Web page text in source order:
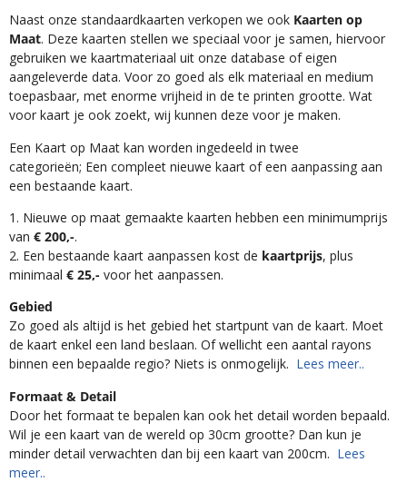
Naast onze standaardkaarten verkopen we ook Kaarten op
Maat. Deze kaarten stellen we speciaal voor je samen, hiervoor
gebruiken we kaartmateriaal uit onze database of eigen
aangeleverde data. Voor zo goed als elk materiaal en medium
toepasbaar, met enorme vrijheid in de te printen grootte. Wat
voor kaart je ook zoekt, wij kunnen deze voor je maken.
Een Kaart op Maat kan worden ingedeeld in twee
categorieën; Een compleet nieuwe kaart of een aanpassing aan
een bestaande kaart.
1. Nieuwe op maat gemaakte kaarten hebben een minimumprijs
van € 200,-.
2. Een bestaande kaart aanpassen kost de kaartprijs, plus
minimaal € 25,- voor het aanpassen.
Gebied
Zo goed als altijd is het gebied het startpunt van de kaart. Moet
de kaart enkel een land beslaan. Of wellicht een aantal rayons
binnen een bepaalde regio? Niets is onmogelijk. Lees meer..
Formaat & Detail
Door het formaat te bepalen kan ook het detail worden bepaald.
Wil je een kaart van de wereld op 30cm grootte? Dan kun je
minder detail verwachten dan bij een kaart van 200cm. Lees
meer..